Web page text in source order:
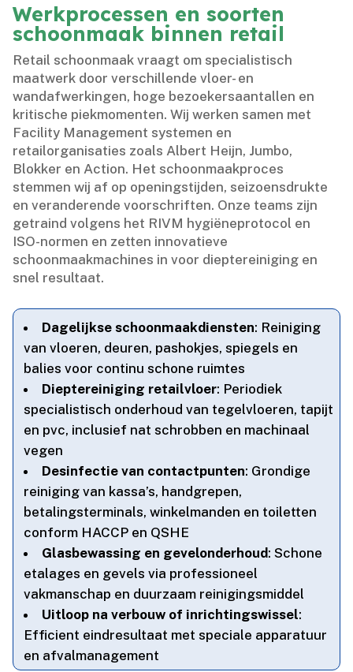
Werkprocessen en soorten
schoonmaak binnen retail
Retail schoonmaak vraagt om specialistisch
maatwerk door verschillende vloer- en
wandafwerkingen, hoge bezoekersaantallen en
kritische piekmomenten.​ Wij werken samen met
Facility Management systemen en
retailorganisaties zoals Albert Heijn, Jumbo,
Blokker en Action.​ Het schoonmaakproces
stemmen wij af op openingstijden, seizoensdrukte
en veranderende voorschriften.​ Onze teams zijn
getraind volgens het RIVM hygiëneprotocol en
ISO-normen en zetten innovatieve
schoonmaakmachines in voor dieptereiniging en
snel resultaat.​
Dagelijkse schoonmaakdiensten: Reiniging
van vloeren, deuren, pashokjes, spiegels en
balies voor continu schone ruimtes
Dieptereiniging retailvloer: Periodiek
specialistisch onderhoud van tegelvloeren, tapijt
en pvc, inclusief nat schrobben en machinaal
vegen
Desinfectie van contactpunten: Grondige
reiniging van kassa’s, handgrepen,
betalingsterminals, winkelmanden en toiletten
conform HACCP en QSHE
Glasbewassing en gevelonderhoud: Schone
etalages en gevels via professioneel
vakmanschap en duurzaam reinigingsmiddel
Uitloop na verbouw of inrichtingswissel:
Efficient eindresultaat met speciale apparatuur
en afvalmanagement